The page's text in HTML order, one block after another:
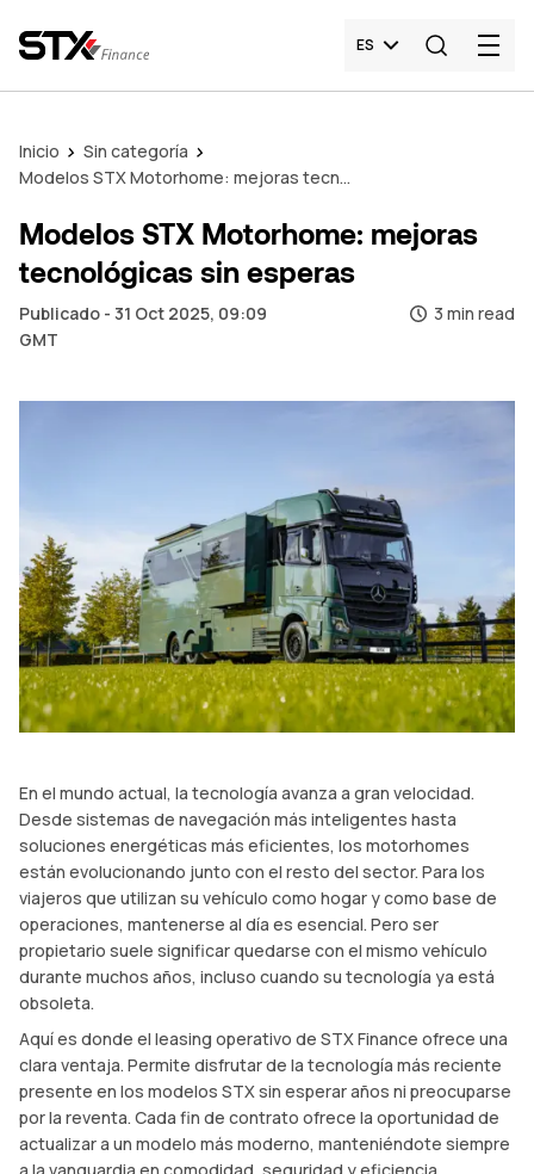
ES
Inicio
Sin categoría
Modelos STX Motorhome: mejoras tecnológicas sin esperas
Modelos STX Motorhome: mejoras
tecnológicas sin esperas
Publicado - 31 Oct 2025, 09:09
GMT
3 min read
En el mundo actual, la tecnología avanza a gran velocidad.
Desde sistemas de navegación más inteligentes hasta
soluciones energéticas más eficientes, los motorhomes
están evolucionando junto con el resto del sector. Para los
viajeros que utilizan su vehículo como hogar y como base de
operaciones, mantenerse al día es esencial. Pero ser
propietario suele significar quedarse con el mismo vehículo
durante muchos años, incluso cuando su tecnología ya está
obsoleta.
Aquí es donde el leasing operativo de STX Finance ofrece una
clara ventaja. Permite disfrutar de la tecnología más reciente
presente en los modelos STX sin esperar años ni preocuparse
por la reventa. Cada fin de contrato ofrece la oportunidad de
actualizar a un modelo más moderno, manteniéndote siempre
a la vanguardia en comodidad, seguridad y eficiencia.